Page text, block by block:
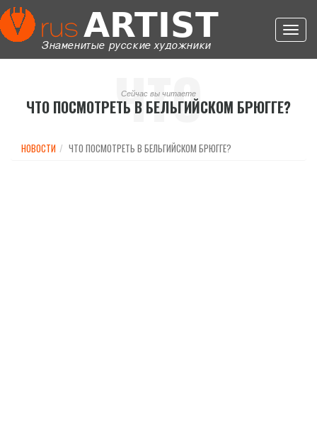
ЧТО
ПОСМОТРЕТЬ
Сейчас вы читаете
ЧТО ПОСМОТРЕТЬ В БЕЛЬГИЙСКОМ БРЮГГЕ?
НОВОСТИ ЧТО ПОСМОТРЕТЬ В БЕЛЬГИЙСКОМ БРЮГГЕ?